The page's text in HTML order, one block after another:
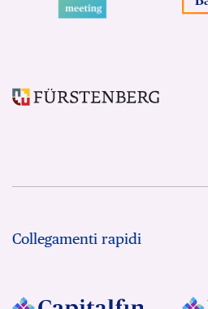
Collegamenti rapidi